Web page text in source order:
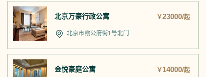
北京万豪行政公寓 ￥23000/起
北京市霞公府街1号北门
金悦豪庭公寓 ￥ 14000/起